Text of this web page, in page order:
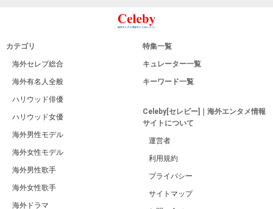
カテゴリ
海外セレブ総合
海外有名人全般
ハリウッド俳優
ハリウッド女優
海外男性モデル
海外女性モデル
海外男性歌手
海外女性歌手
海外ドラマ
特集一覧
キュレーター一覧
キーワード一覧
Celeby[セレビー]｜海外エンタメ情報
サイトについて
運営者
利用規約
プライバシー
サイトマップ